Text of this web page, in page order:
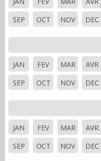
SEP
OCT NOV DEC
JAN FEV MAR AVR
SEP
OCT NOV DEC
JAN FEV MAR AVR
SEP
OCT NOV DEC